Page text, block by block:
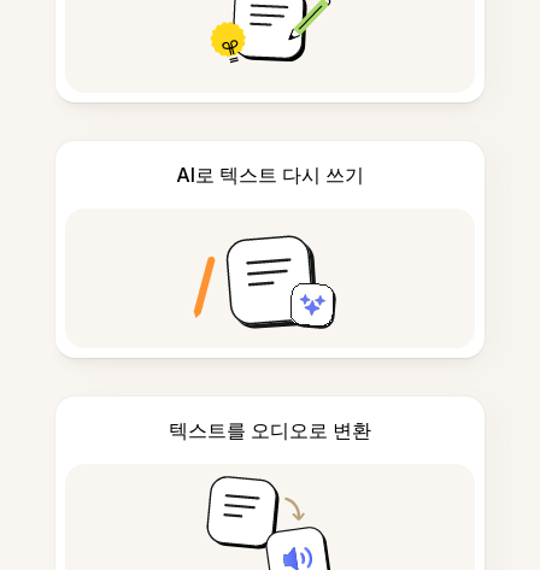
AI로 텍스트 다시 쓰기
텍스트를 오디오로 변환